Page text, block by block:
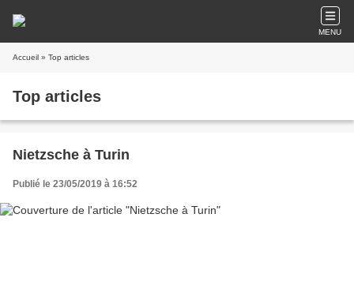
MENU
Accueil » Top articles
Top articles
Nietzsche à Turin
Publié le 23/05/2019 à 16:52